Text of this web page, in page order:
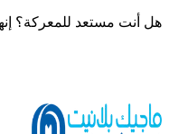
هل أنت مستعد للمعركة؟